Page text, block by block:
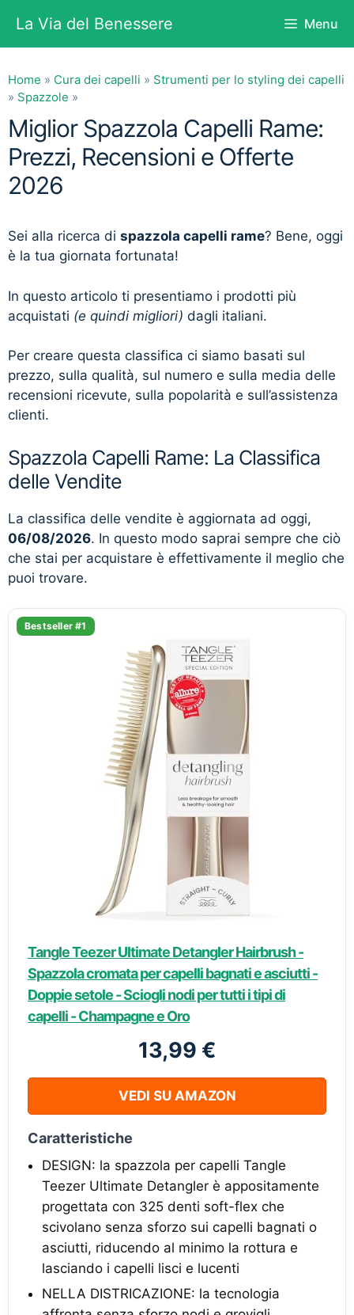
contenuto
La Via del Benessere Menu
Home » Cura dei capelli » Strumenti per lo styling dei capelli
» Spazzole »
Miglior Spazzola Capelli Rame:
Prezzi, Recensioni e Offerte
2026
Sei alla ricerca di spazzola capelli rame? Bene, oggi
è la tua giornata fortunata!
In questo articolo ti presentiamo i prodotti più
acquistati (e quindi migliori) dagli italiani.
Per creare questa classifica ci siamo basati sul
prezzo, sulla qualità, sul numero e sulla media delle
recensioni ricevute, sulla popolarità e sull’assistenza
clienti.
Spazzola Capelli Rame: La Classifica
delle Vendite
La classifica delle vendite è aggiornata ad oggi,
06/08/2026. In questo modo saprai sempre che ciò
che stai per acquistare è effettivamente il meglio che
puoi trovare.
Bestseller #1
Tangle Teezer Ultimate Detangler Hairbrush -
Spazzola cromata per capelli bagnati e asciutti -
Doppie setole - Sciogli nodi per tutti i tipi di
capelli - Champagne e Oro
13,99 €
VEDI SU AMAZON
Caratteristiche
DESIGN: la spazzola per capelli Tangle
Teezer Ultimate Detangler è appositamente
progettata con 325 denti soft-flex che
scivolano senza sforzo sui capelli bagnati o
asciutti, riducendo al minimo la rottura e
lasciando i capelli lisci e lucenti
NELLA DISTRICAZIONE: la tecnologia